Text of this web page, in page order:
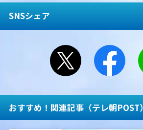
SNSシェア
おすすめ！関連記事（テレ朝POST）